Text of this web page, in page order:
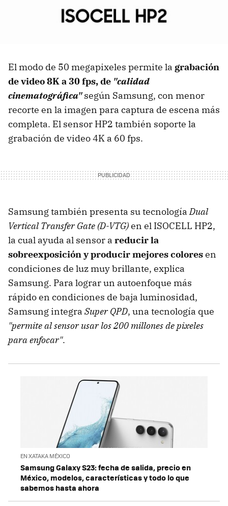
El modo de 50 megapixeles permite la grabación
de video 8K a 30 fps, de "calidad
cinematográfica"según Samsung, con menor
recorte en la imagen para captura de escena más
completa. El sensor HP2 también soporte la
grabación de video 4K a 60 fps.
Samsung también presenta su tecnologíaDual
Vertical Transfer Gate (D-VTG)en el ISOCELL HP2,
la cual ayuda al sensor a reducir la
sobreexposición y producir mejores coloresen
condiciones de luz muy brillante, explica
Samsung. Para lograr un autoenfoque más
rápido en condiciones de baja luminosidad,
Samsung integra Super QPD, una tecnología que
"permite al sensor usar los 200 millones de pixeles
para enfocar".
EN XATAKA MÉXICO
Samsung Galaxy S23: fecha de salida, precio en
México, modelos, características y todo lo que
sabemos hasta ahora